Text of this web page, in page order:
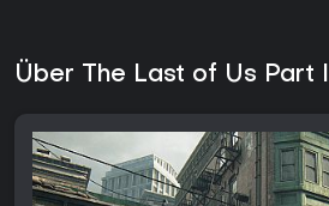
Über The Last of Us Part I